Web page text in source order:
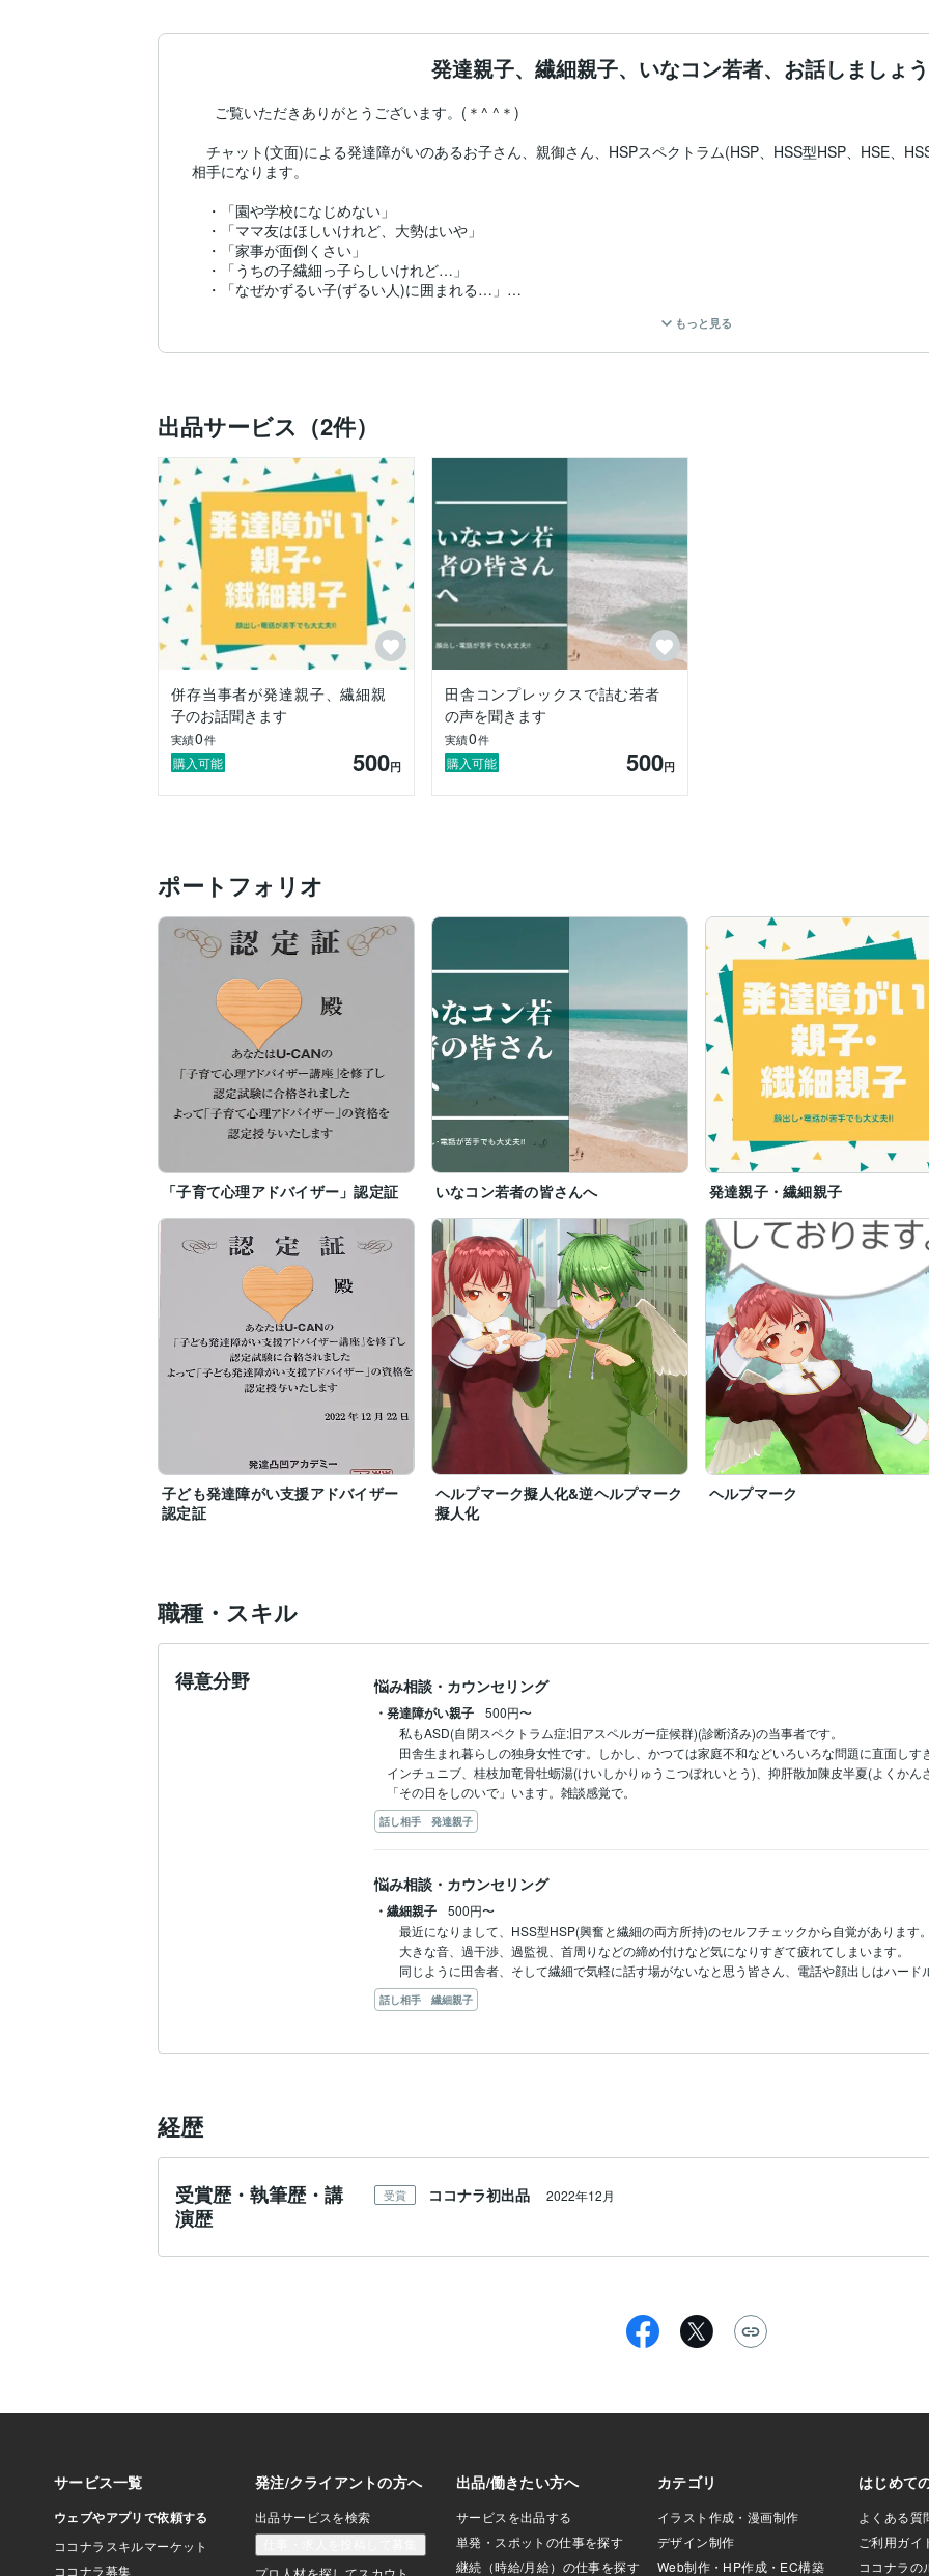
発達親子、繊細親子、いなコン若者、お話しましょ
  　ご覧いただきありがとうございます。(＊^ ^＊)
チャット(文面)による発達障がいのあるお子さん、親御さん、HSPスペクトラム(HSP、HSS型HSP、HSE、
相手になります。
・「園や学校になじめない」
・「ママ友はほしいけれど、大勢はいや」
・「家事が面倒くさい」
・「うちの子繊細っ子らしいけれど…」
・「なぜかずるい子(ずるい人)に囲まれる…」
そして、「#田舎コンプレックス(いなコン)」で詰む若者の話し相手になります。
・「自分の短所がうわさとかになって詰む」
・「選択肢が少なすぎてとにかく詰む」
・「秘密が作りにくくて詰む」
など…
私も「発達障がい(ASD)+HSS型HSP」の併存当事者です。(診断済み、障がい者手帳有)
私はカウンセリングは経験済みですが、かなり高額(カウンセリングは医療保険が効かない全額自己負担です)で
そのため、ひんぱんにお話するのが難しかったです。また、田舎者ですので、お話ができるところも限られて
知られたら、うわさとかで広まっていやだな…」というコンプレックスを抱えやすいです。(私も「田舎コンプレ
そういう私のような田舎暮らしで、やりくりが大変な親子のためにほんの少しでもお力になりたいと思いました
※お子さんの対象年齢は3歳～17歳(高校生)です。
※お子さんがお話をするときは、「自分の『困りごと』などを自覚して、自分の言葉で具体的でシンプルにお話
事前に記録できる」などができていることが条件です。
(「かんしゃく30分」など行動やその前の出来事を具体的でシンプルに各自メモなど事前記録した後、お伝えく
「子育て心理アドバイザー」(一般社団法人子どもの育ちと学び)有
よろしくお願いします。
もっと見る
出品サービス（2件）
併存当事者が発達親子、繊細親
子のお話聞きます
実績0件
購入可能 500円
田舎コンプレックスで詰む若者
の声を聞きます
実績0件
購入可能 500円
ポートフォリオ
「子育て心理アドバイザー」認定証 いなコン若者の皆さんへ 発達親子・繊細親子
子ども発達障がい支援アドバイザー
認定証
ヘルプマーク擬人化&逆ヘルプマーク
擬人化
ヘルプマーク
職種・スキル
得意分野 悩み相談・カウンセリング
・発達障がい親子
500円〜
私もASD(自閉スペクトラム症:旧アスペルガー症候群)(診断済み)の当事者です。
田舎生まれ暮らしの独身女性です。しかし、かつては家庭不和などいろいろな問題に直面しす
インチュニブ、桂枝加竜骨牡蛎湯(けいしかりゅうこつぼれいとう)、抑肝散加陳皮半夏(よくか
「その日をしのいで」います。雑談感覚で。
話し相手 発達親子
悩み相談・カウンセリング
・繊細親子
500円〜
最近になりまして、HSS型HSP(興奮と繊細の両方所持)のセルフチェックから自覚があります
大きな音、過干渉、過監視、首周りなどの締め付けなど気になりすぎて疲れてしまいます。
同じように田舎者、そして繊細で気軽に話す場がないなと思う皆さん、電話や顔出しはハード
話し相手 繊細親子
経歴
受賞歴・執筆歴・講
演歴
受賞 ココナラ初出品 2022年12月